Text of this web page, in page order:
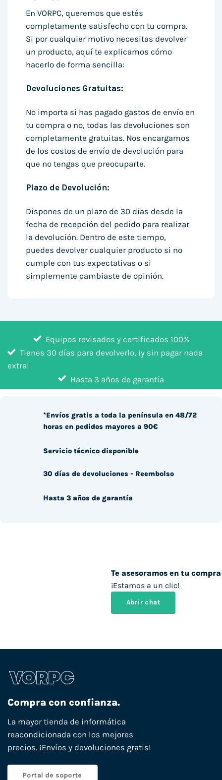
En VORPC, queremos que estés
completamente satisfecho con tu compra.
Si por cualquier motivo necesitas devolver
un producto, aquí te explicamos cómo
hacerlo de forma sencilla:
Devoluciones Gratuitas:
No importa si has pagado gastos de envío en
tu compra o no, todas las devoluciones son
completamente gratuitas. Nos encargamos
de los costos de envío de devolución para
que no tengas que preocuparte.
Plazo de Devolución:
Dispones de un plazo de 30 días desde la
fecha de recepción del pedido para realizar
la devolución. Dentro de este tiempo,
puedes devolver cualquier producto si no
cumple con tus expectativas o si
simplemente cambiaste de opinión.
Equipos revisados y certificados 100%
Tienes 30 días para devolverlo, ¡y sin pagar nada
extra!
Hasta 3 años de garantía
Te asesoramos en tu compra
¡Estamos a un clic!
Abrir chat
*Envíos gratis a toda la península en 48/72
horas en pedidos mayores a 90€
Servicio técnico disponible
30 días de devoluciones - Reembolso
Hasta 3 años de garantía
Compra con confianza.
La mayor tienda de informática
reacondicionada con los mejores
precios. ¡Envíos y devoluciones gratis!
Portal de soporte